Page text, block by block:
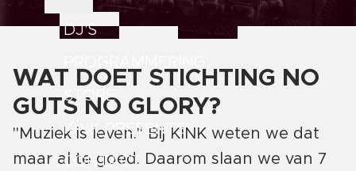
DJ'S
STORE
KINK PRESENTS
CONTACT
WAT DOET STICHTING NO
GUTS NO GLORY?
"Muziek is leven." Bij KINK weten we dat
maar al te goed. Daarom slaan we van 7